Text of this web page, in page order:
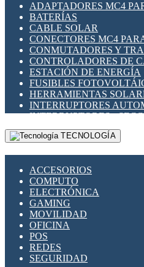
ADAPTADORES MC4
BATERÍAS
CABLE SOLAR
CONECTORES MC4
CONMUTADORES Y
CONTROLADORES DE
ESTACIÓN DE ENERGÍA
FUSIBLES
HERRAMIENTAS
INTERRUPTORES
INTERRUPTORES -
FOTOVOLTÁICOS
MONTAJE PANEL SOLAR
SUPRESOR DE
APLICACIONES
TECNOLOGÍA
ACCESORIOS
COMPUTO
ELECTRÓNICA
GAMING
MOVILIDAD
OFICINA
POS
REDES
SEGURIDAD